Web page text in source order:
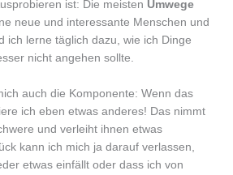
ist: Die meisten Umwege
neue und interessante Menschen und
ich lerne täglich dazu, wie ich Dinge
nicht angehen sollte.
auch die Komponente: Wenn das
ich eben etwas anderes! Das nimmt
und verleiht ihnen etwas
kann ich mich ja darauf verlassen,
etwas einfällt oder dass ich von